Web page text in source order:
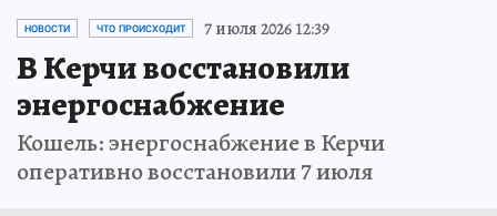
НОВОСТИ ЧТО ПРОИСХОДИТ 7 июля 2026 12:39
В Керчи восстановили
энергоснабжение
Кошель: энергоснабжение в Керчи
оперативно восстановили 7 июля